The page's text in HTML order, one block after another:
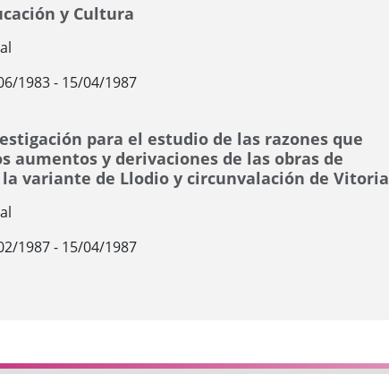
y Cultura
1983 - 15/04/1987
para el estudio de las razones que
aumentos y derivaciones de las obras de
variante de Llodio y circunvalación de Vitoria
1987 - 15/04/1987